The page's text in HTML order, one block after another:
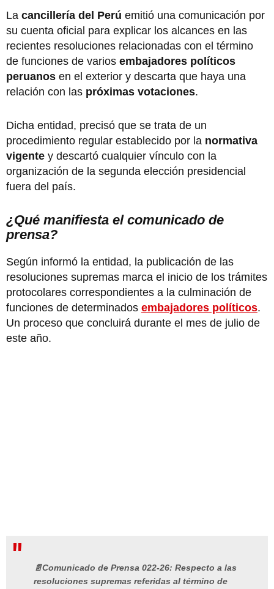
La cancillería del Perú emitió una comunicación por
su cuenta oficial para explicar los alcances en las
recientes resoluciones relacionadas con el término
de funciones de varios embajadores políticos
peruanos en el exterior y descarta que haya una
relación con las próximas votaciones.
Dicha entidad, precisó que se trata de un
procedimiento regular establecido por la normativa
vigente y descartó cualquier vínculo con la
organización de la segunda elección presidencial
fuera del país.
¿Qué manifiesta el comunicado de
prensa?
Según informó la entidad, la publicación de las
resoluciones supremas marca el inicio de los trámites
protocolares correspondientes a la culminación de
funciones de determinados embajadores políticos.
Un proceso que concluirá durante el mes de julio de
este año.
📄Comunicado de Prensa 022-26: Respecto a las
resoluciones supremas referidas al término de